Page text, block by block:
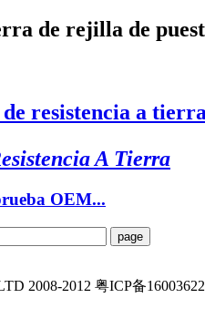
de rejilla de
resistencia a
A Tierra
OEM...
2008-2012 粤ICP备